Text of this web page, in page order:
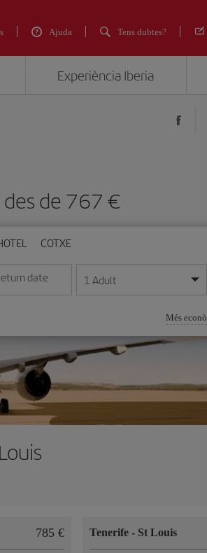
Ajuda Tens dubtes?
Experiència Iberia
des de 767
COTXE
dia/mes/any
date
la fecha en format dia/mes/any
1 Adult
Més
785 Tenerife- St Louis